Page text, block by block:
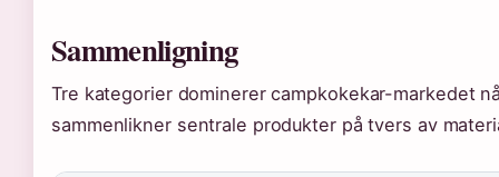
Sammenligning
Tre kategorier dominerer campkokekar-markedet
sammenlikner sentrale produkter på tvers av